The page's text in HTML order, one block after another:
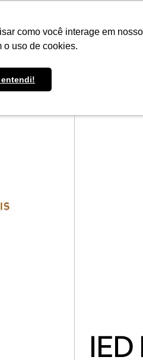
como você interage em
o uso de cookies.
entendi!
IED